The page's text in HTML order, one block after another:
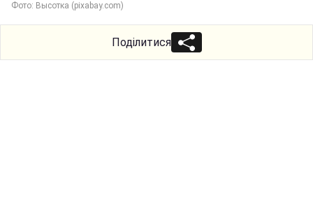
Фото: Высотка (pixabay.com)
Поділитися